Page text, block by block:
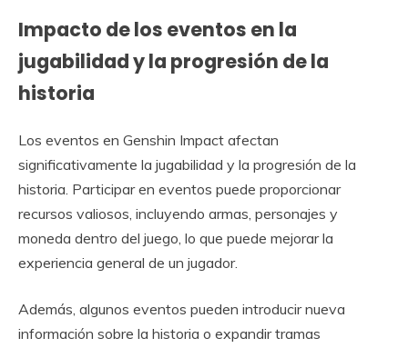
Impacto de los eventos en la
jugabilidad y la progresión de la
historia
Los eventos en Genshin Impact afectan
significativamente la jugabilidad y la progresión de la
historia. Participar en eventos puede proporcionar
recursos valiosos, incluyendo armas, personajes y
moneda dentro del juego, lo que puede mejorar la
experiencia general de un jugador.
Además, algunos eventos pueden introducir nueva
información sobre la historia o expandir tramas